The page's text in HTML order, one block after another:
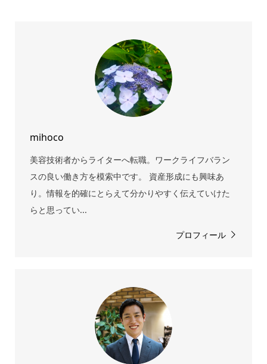
mihoco
美容技術者からライターへ転職。ワークライフバラン
スの良い働き方を模索中です。 資産形成にも興味あ
り。情報を的確にとらえて分かりやすく伝えていけた
らと思ってい...
プロフィール